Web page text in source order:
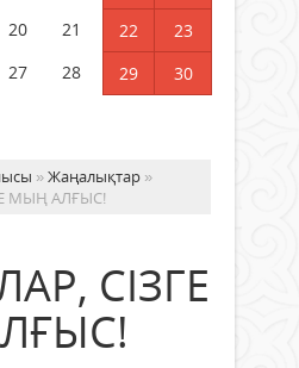
20 21 22
23
27 28 29
30
»Жаңалықтар »
МЫҢ АЛҒЫС!
СІЗГЕ